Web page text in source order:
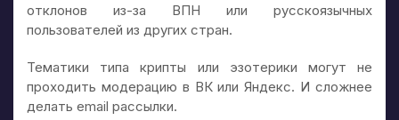
отклонов из-за ВПН или русскоязычных
пользователей из других стран.
Тематики типа крипты или эзотерики могут не
проходить модерацию в ВК или Яндекс. И сложнее
делать email рассылки.